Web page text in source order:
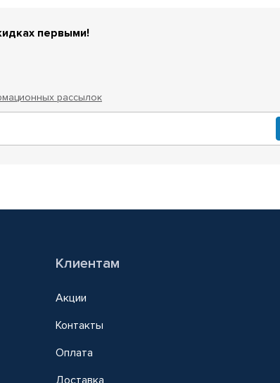
первыми!
рассылок
Клиентам
Акции
Контакты
Оплата
Доставка